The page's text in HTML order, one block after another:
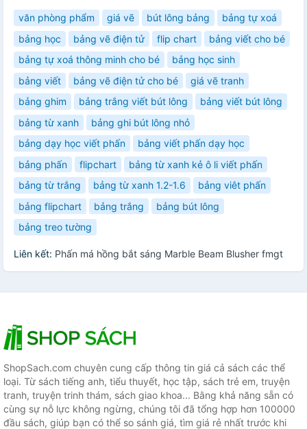
văn phòng phẩm giá vẽ bút lông bảng
bảng tự xoá
bảng học
bảng vẽ điện tử flip chart
bảng viết cho bé
bảng tự xoá thông minh cho bé
bảng học sinh
bảng viết
bảng vẽ điện tử cho bé
giá vẽ tranh
bảng ghim
bảng trắng viết bút lông
bảng viết bút lông
bảng từ xanh
bảng ghi bút lông nhỏ
bảng dạy học viết phấn
bảng viết phấn dạy học
bảng phấn
flipchart
bảng từ xanh kẻ ô li viết phấn
bảng từ trắng
bảng từ xanh 1.2-1.6
bảng viêt phấn
bảng flipchart
bảng trắng
bảng bút lông
bảng treo tường
Liên kết: Phấn má hồng bắt sáng Marble Beam Blusher fmgt
ShopSach.com chuyên cung cấp thông tin giá cả sách các thể
loại. Từ sách tiếng anh, tiểu thuyết, học tập, sách trẻ em, truyện
tranh, truyện trinh thám, sách giao khoa... Bằng khả năng sẵn có
cùng sự nỗ lực không ngừng, chúng tôi đã tổng hợp hơn 100000
đầu sách, giúp bạn có thể so sánh giá, tìm giá rẻ nhất trước khi